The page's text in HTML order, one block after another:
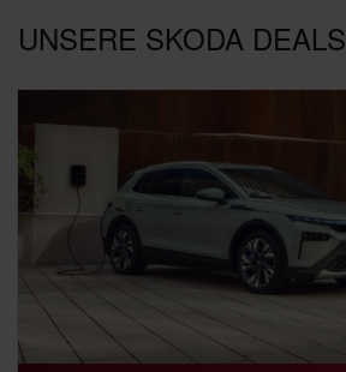
UNSERE SKODA DEALS